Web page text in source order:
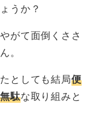
うか？
がて面倒くささ
。
としても結局便
駄な取り組みと